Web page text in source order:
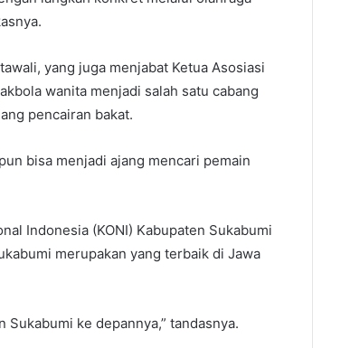
yang juga menjabat Ketua Asosiasi
wanita menjadi salah satu cabang
pencairan bakat.
bisa menjadi ajang mencari pemain
Indonesia (KONI) Kabupaten Sukabumi
merupakan yang terbaik di Jawa
ke depannya,” tandasnya.